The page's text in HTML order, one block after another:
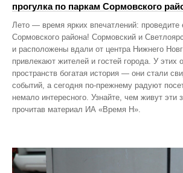
прогулка по паркам Сормовского
Лето — время ярких впечатлений: проведите
Сормовского района! Сормовский и
и расположены вдали от центра Нижнего
привлекают жителей и гостей города. У этих
пространств богатая история — они стали
событий, а сегодня по‑прежнему радуют
немало интересного. Узнайте, чем живут эти
прочитав материал ИА «Время Н».